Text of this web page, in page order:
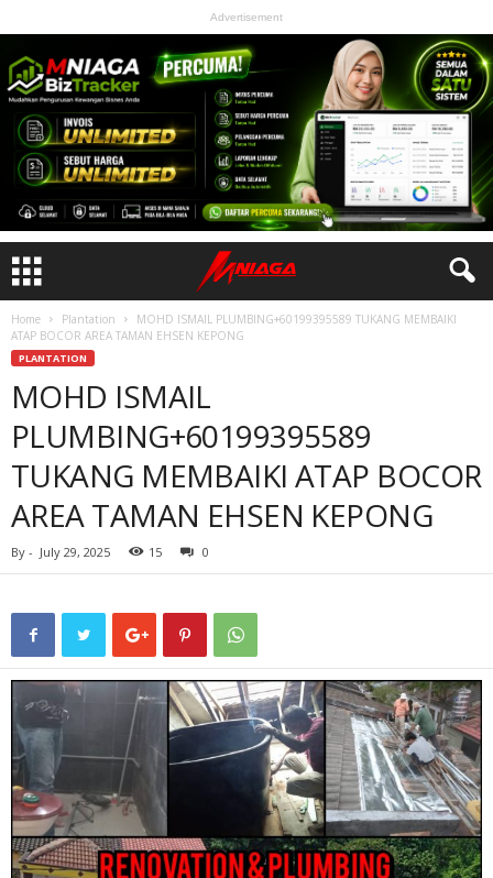
Advertisement
Home Plantation
MOHD ISMAIL PLUMBING+60199395589 TUKANG MEMBAIKI
ATAP BOCOR AREA TAMAN EHSEN KEPONG
PLANTATION
MOHD ISMAIL
PLUMBING+60199395589
TUKANG MEMBAIKI ATAP BOCOR
AREA TAMAN EHSEN KEPONG
By - July 29, 2025 15 0